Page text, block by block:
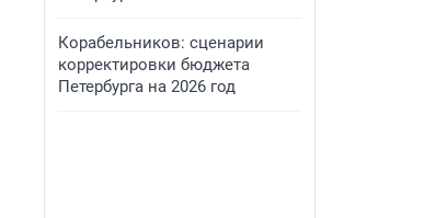
Корабельников: сценарии
корректировки бюджета
Петербурга на 2026 год